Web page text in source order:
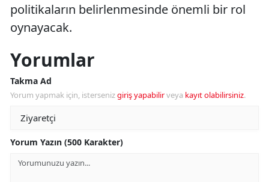
politikaların belirlenmesinde önemli bir rol
oynayacak.
Yorumlar
Takma Ad
Yorum yapmak için, istersenizgiriş yapabilirveya kayıt olabilirsiniz.
Yorum Yazın (500 Karakter)